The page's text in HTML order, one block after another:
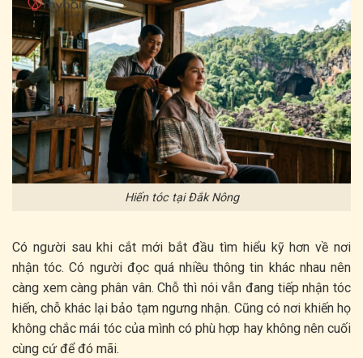
Hiến tóc tại Đắk Nông
Có người sau khi cắt mới bắt đầu tìm hiểu kỹ hơn về nơi
nhận tóc. Có người đọc quá nhiều thông tin khác nhau nên
càng xem càng phân vân. Chỗ thì nói vẫn đang tiếp nhận tóc
hiến, chỗ khác lại bảo tạm ngưng nhận. Cũng có nơi khiến họ
không chắc mái tóc của mình có phù hợp hay không nên cuối
cùng cứ để đó mãi.